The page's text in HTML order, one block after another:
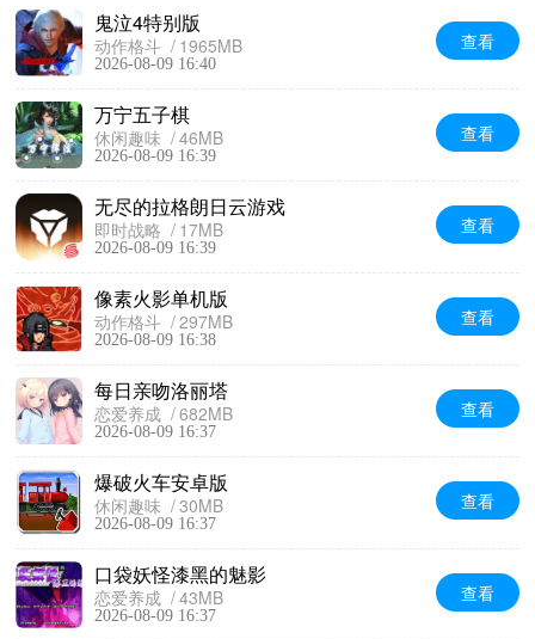
鬼泣4特别版
动作格斗 1965MB
2026-08-09 16:40
查看
万宁五子棋
休闲趣味 46MB
2026-08-09 16:39
查看
无尽的拉格朗日云游戏
即时战略 17MB
2026-08-09 16:39
查看
像素火影单机版
动作格斗 297MB
2026-08-09 16:38
查看
每日亲吻洛丽塔
恋爱养成 682MB
2026-08-09 16:37
查看
爆破火车安卓版
休闲趣味 30MB
2026-08-09 16:37
查看
口袋妖怪漆黑的魅影
恋爱养成 43MB
2026-08-09 16:37
查看